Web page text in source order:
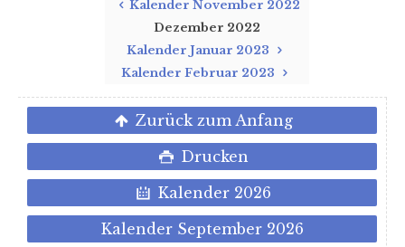
Kalender November 2022
Dezember 2022
Kalender Januar 2023
Kalender Februar 2023
Zurück zum Anfang
Drucken
Kalender 2026
Kalender September 2026